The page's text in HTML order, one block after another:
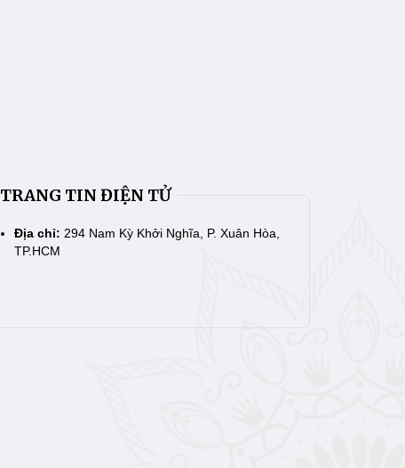
TRANG TIN ĐIỆN TỬ
Địa chỉ: 294 Nam Kỳ Khởi Nghĩa, P. Xuân Hòa,
TP.HCM